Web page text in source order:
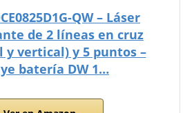
QW – Láser
de 2 líneas en cruz
y vertical) y 5 puntos –
batería DW 1…